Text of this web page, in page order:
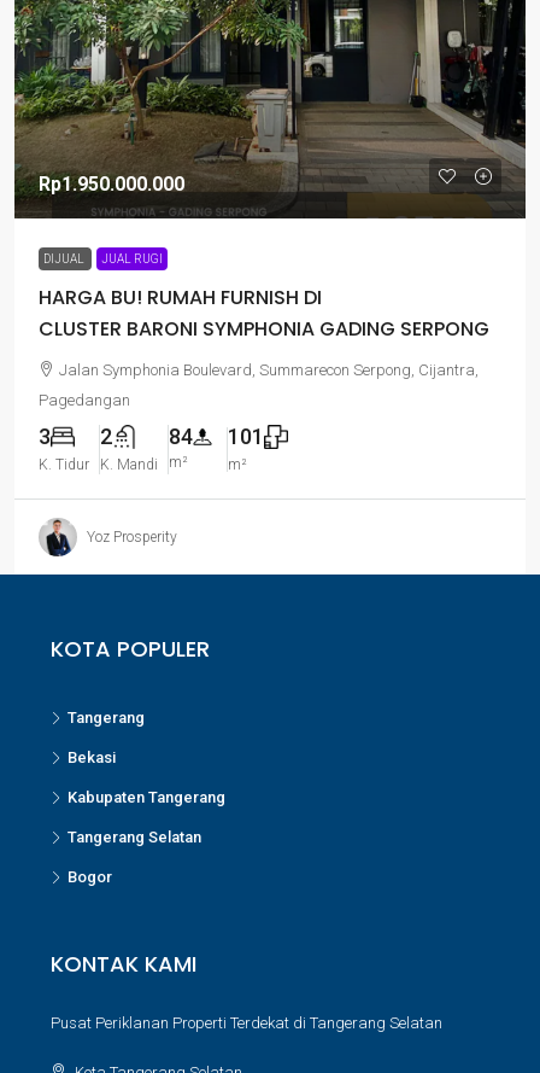
Rp1.950.000.000
DIJUAL JUAL RUGI
HARGA BU! RUMAH FURNISH DI
CLUSTER BARONI SYMPHONIA GADING SERPONG
Jalan Symphonia Boulevard, Summarecon Serpong, Cijantra,
Pagedangan
3
K. Tidur
2
K. Mandi
84
m²
101
m²
Yoz Prosperity
KOTA POPULER
Tangerang
Bekasi
Kabupaten Tangerang
Tangerang Selatan
Bogor
KONTAK KAMI
Pusat Periklanan Properti Terdekat di Tangerang Selatan